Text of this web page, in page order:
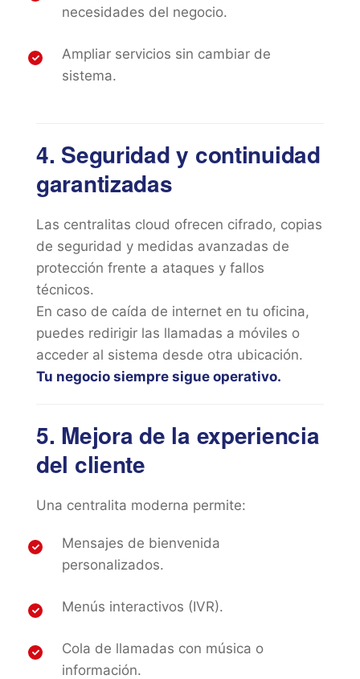
necesidades del negocio.
Ampliar servicios sin cambiar de
sistema.
4. Seguridad y continuidad
garantizadas
Las centralitas cloud ofrecen cifrado, copias
de seguridad y medidas avanzadas de
protección frente a ataques y fallos
técnicos.
En caso de caída de internet en tu oficina,
puedes redirigir las llamadas a móviles o
acceder al sistema desde otra ubicación.
Tu negocio siempre sigue operativo.
5. Mejora de la experiencia
del cliente
Una centralita moderna permite:
Mensajes de bienvenida
personalizados.
Menús interactivos (IVR).
Cola de llamadas con música o
información.